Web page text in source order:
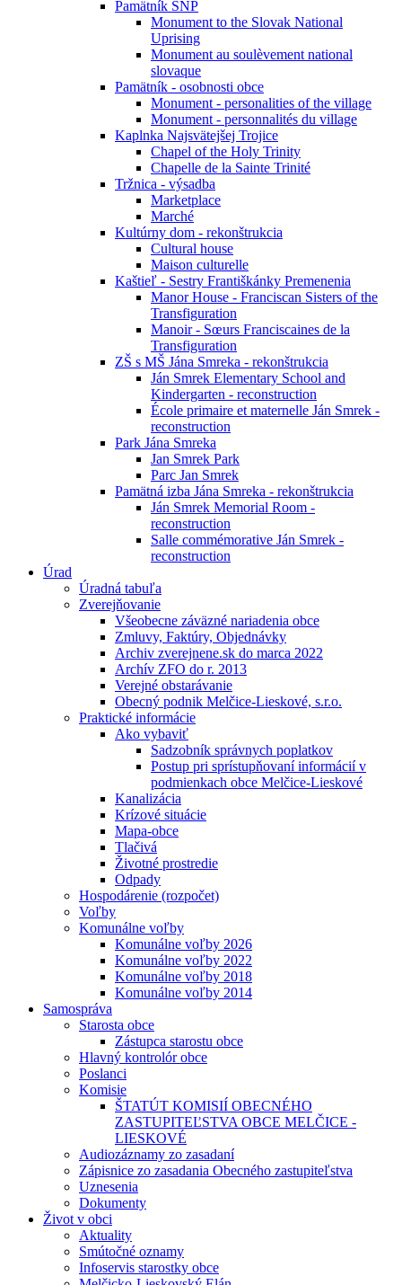
Pamätník SNP
Monument to the Slovak National
Uprising
Monument au soulèvement national
slovaque
Pamätník - osobnosti obce
Monument - personalities of the village
Monument - personnalités du village
Kaplnka Najsvätejšej Trojice
Chapel of the Holy Trinity
Chapelle de la Sainte Trinité
Tržnica - výsadba
Marketplace
Marché
Kultúrny dom - rekonštrukcia
Cultural house
Maison culturelle
Kaštieľ - Sestry Františkánky Premenenia
Manor House - Franciscan Sisters of the
Transfiguration
Manoir - Sœurs Franciscaines de la
Transfiguration
ZŠ s MŠ Jána Smreka - rekonštrukcia
Ján Smrek Elementary School and
Kindergarten - reconstruction
École primaire et maternelle Ján Smrek -
reconstruction
Park Jána Smreka
Jan Smrek Park
Parc Jan Smrek
Pamätná izba Jána Smreka - rekonštrukcia
Ján Smrek Memorial Room -
reconstruction
Salle commémorative Ján Smrek -
reconstruction
Úrad
Úradná tabuľa
Zverejňovanie
Všeobecne záväzné nariadenia obce
Zmluvy, Faktúry, Objednávky
Archiv zverejnene.sk do marca 2022
Archív ZFO do r. 2013
Verejné obstarávanie
Obecný podnik Melčice-Lieskové, s.r.o.
Praktické informácie
Ako vybaviť
Sadzobník správnych poplatkov
Postup pri sprístupňovaní informácií v
podmienkach obce Melčice-Lieskové
Kanalizácia
Krízové situácie
Mapa-obce
Tlačivá
Životné prostredie
Odpady
Hospodárenie (rozpočet)
Voľby
Komunálne voľby
Komunálne voľby 2026
Komunálne voľby 2022
Komunálne voľby 2018
Komunálne voľby 2014
Samospráva
Starosta obce
Zástupca starostu obce
Hlavný kontrolór obce
Poslanci
Komisie
ŠTATÚT KOMISIÍ OBECNÉHO
ZASTUPITEĽSTVA OBCE MELČICE -
LIESKOVÉ
Audiozáznamy zo zasadaní
Zápisnice zo zasadania Obecného zastupiteľstva
Uznesenia
Dokumenty
Život v obci
Aktuality
Smútočné oznamy
Infoservis starostky obce